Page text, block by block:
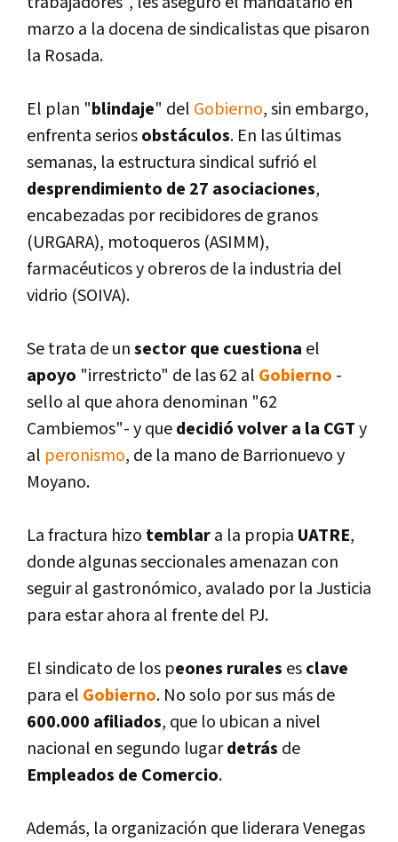
marzo a la docena de sindicalistas que pisaron
la Rosada.
El plan "blindaje" del Gobierno, sin embargo,
enfrenta seriosobstáculos. En las últimas
semanas, la estructura sindical sufrió el
desprendimiento de 27 asociaciones,
encabezadas por recibidores de granos
(URGARA), motoqueros (ASIMM),
farmacéuticos y obreros de la industria del
vidrio (SOIVA).
Se trata de unsector que cuestiona el
apoyo "irrestricto" de las 62 al Gobierno -
sello al que ahora denominan "62
Cambiemos"- y quedecidió volver a la CGTy
al peronismo, de la mano de Barrionuevo y
Moyano.
La fractura hizo temblara la propia UATRE,
donde algunas seccionales amenazan con
seguir al gastronómico, avalado por la Justicia
para estar ahora al frente del PJ.
El sindicato de los peones rurales esclave
para el Gobierno. No solo por sus más de
600.000 afiliados, que lo ubican a nivel
nacional en segundo lugardetrás de
Empleados de Comercio.
Además, la organización que liderara Venegas